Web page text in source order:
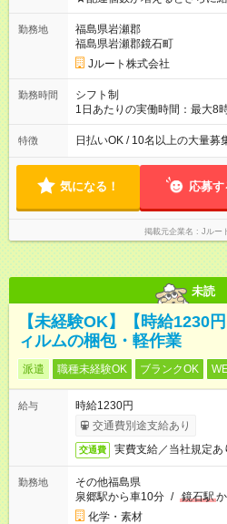
ど！ ・主要都市エリア 月収55万円／週5日稼働 月収65万~112
万円／週6日稼働 ・地方郊外エリア 月収40万円／週5日稼働 月
収40万円~50万円／週6日稼働 ＜モデルイメージ＞ ■月収50万
円 (27歳男性/江東区在住)※元
(日休み) ■月収80万円(43歳男性/墨田区在住)※元営業 1日200個
勤務地
福島県岩瀬郡
福島県岩瀬郡鏡石町
Jルート株式会社
勤務時間
シフト制
1日あたりの実働時間：最大8
働8時間） ※週5日勤務（場所
よって時間外での勤務可能性
特徴 日払いOK / 10名以上の大量募
気になる！ 応募す
掲載元企業名 Jルー
未読
【未経験OK】【時給1230
ィルムの梱包・軽作業
派遣 職種未経験OK ブランクOK
給与
時給1230円
交通費別途支給あり
交通費 実費支給／当社規定あ
勤務地
その他福島県
泉郷駅から車10分 / 鏡石駅
化学・素材